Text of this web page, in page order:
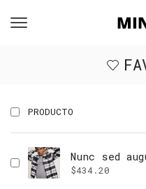
PRODUCTO
Nunc sed
$434.20